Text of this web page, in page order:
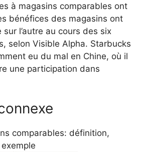
à magasins comparables ont
bénéfices des magasins ont
sur l’autre au cours des six
selon Visible Alpha. Starbucks
eu du mal en Chine, où il
une participation dans
comparables: définition,